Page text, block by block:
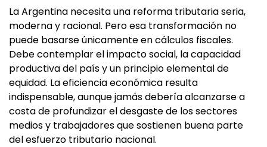
La Argentina necesita una reforma tributaria seria,
moderna y racional. Pero esa transformación no
puede basarse únicamente en cálculos fiscales.
Debe contemplar el impacto social, la capacidad
productiva del país y un principio elemental de
equidad. La eficiencia económica resulta
indispensable, aunque jamás debería alcanzarse a
costa de profundizar el desgaste de los sectores
medios y trabajadores que sostienen buena parte
del esfuerzo tributario nacional.